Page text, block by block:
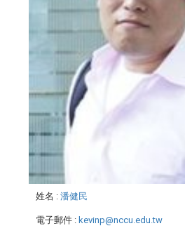
姓名 : 潘健民
電子郵件 : kevinp@nccu.edu.tw